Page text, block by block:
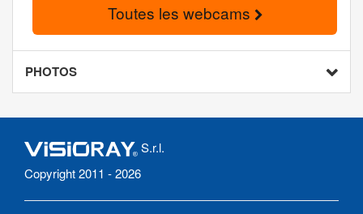
Toutes les webcams
PHOTOS
S.r.l.
Copyright 2011 - 2026